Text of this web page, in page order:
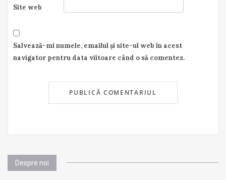
Site web
Salvează-mi numele, emailul și site-ul web în acest
navigator pentru data viitoare când o să comentez.
Despre noi